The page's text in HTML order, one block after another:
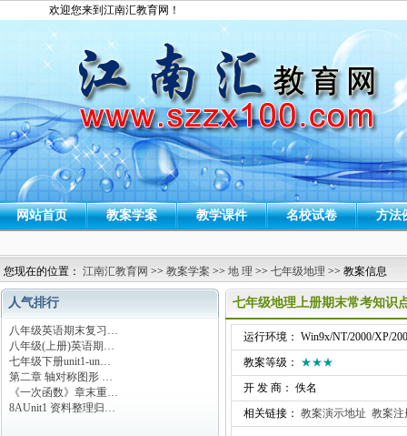
欢迎您来到江南汇教育网！
网站首页 教案学案 教学课件 名校试卷 方法
您现在的位置： 江南汇教育网 >> 教案学案 >> 地 理 >> 七年级地理 >> 教案信息
人气排行
八年级英语期末复习…
八年级(上册)英语期…
七年级下册unit1-un…
第二章 轴对称图形 …
《一次函数》章末重…
8AUnit1 资料整理归…
七年级地理上册期末常考知识
运行环境： Win9x/NT/2000/XP/
教案等级： ★★★
开 发 商： 佚名
相关链接： 教案演示地址 教案注